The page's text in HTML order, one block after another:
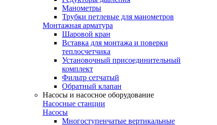
Манометры
Трубки петлевые для манометров
Монтажная арматура
Шаровой кран
Вставка для монтажа и поверки
теплосчетчика
Установочный присоединительный
комплект
Фильтр сетчатый
Обратный клапан
Насосы и насосное оборудование
Насосные станции
Насосы
Многоступенчатые вертикальные